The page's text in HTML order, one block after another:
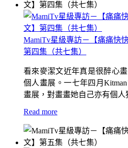
MamiTv星級專訪－【痛痛快
第四集（共七集）
看來麥潔文近年真是很醉心
個人畫展。一七年四月
畫展，對畫畫她自己亦有個人
Read more